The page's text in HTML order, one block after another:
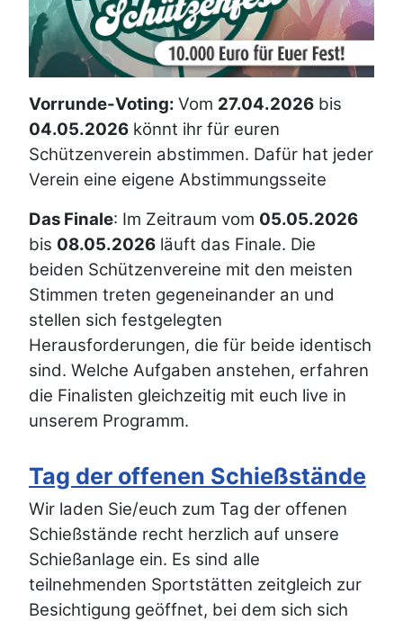
Vorrunde-Voting: Vom 27.04.2026 bis
04.05.2026 könnt ihr für euren
Schützenverein abstimmen. Dafür hat jeder
Verein eine eigene Abstimmungsseite
Das Finale: Im Zeitraum vom 05.05.2026
bis 08.05.2026 läuft das Finale. Die
beiden Schützenvereine mit den meisten
Stimmen treten gegeneinander an und
stellen sich festgelegten
Herausforderungen, die für beide identisch
sind. Welche Aufgaben anstehen, erfahren
die Finalisten gleichzeitig mit euch live in
unserem Programm.
Tag der offenen Schießstände
Wir laden Sie/euch zum Tag der offenen
Schießstände recht herzlich auf unsere
Schießanlage ein. Es sind alle
teilnehmenden Sportstätten zeitgleich zur
Besichtigung geöffnet, bei dem sich sich